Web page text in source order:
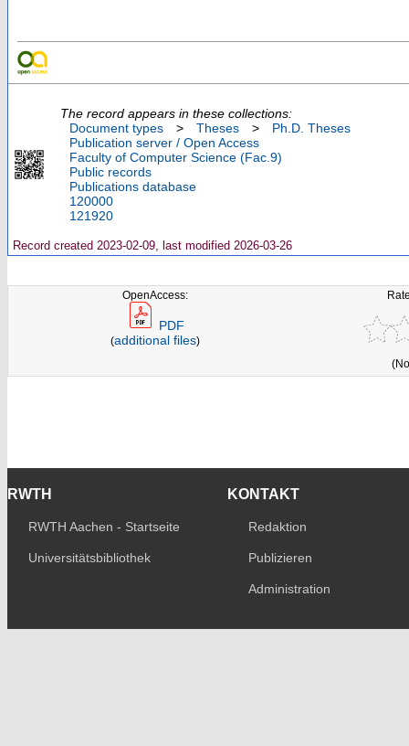
The record appears in these collections:
Document types
> Theses >
Ph.D. Theses
Publication server / Open Access
Faculty of Computer Science (Fac.9)
Public records
Publications database
120000
121920
Record created 2023-02-09, last modified 2026-03-26
OpenAccess:
PDF
(additional files)
RWTH
RWTH Aachen - Startseite
Universitätsbibliothek
KONTAKT
Redaktion
Publizieren
Administration